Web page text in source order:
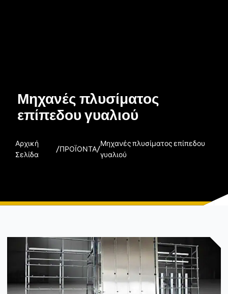
Μηχανές πλυσίματος
επίπεδου γυαλιού
Αρχική
Σελίδα
/ΠΡΟΪΟΝΤΑ/
Μηχανές πλυσίματος επίπεδου
γυαλιού